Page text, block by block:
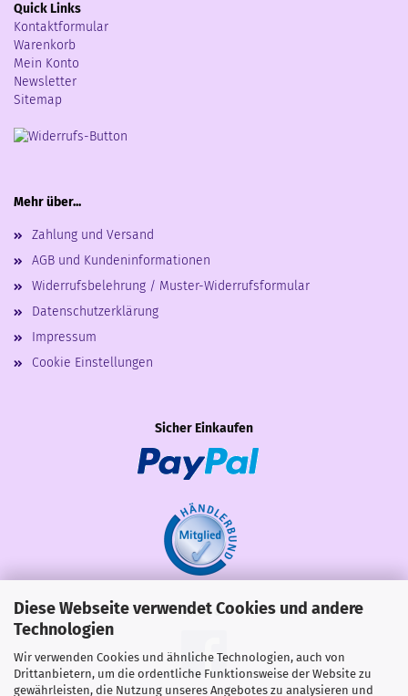
Diese Webseite verwendet Cookies und andere
Technologien
Wir verwenden Cookies und ähnliche Technologien, auch von
Drittanbietern, um die ordentliche Funktionsweise der Website zu
gewährleisten, die Nutzung unseres Angebotes zu analysieren und
Quick Links
Kontaktformular
Warenkorb
Mein Konto
Newsletter
Sitemap
Mehr über...
Zahlung und Versand
AGB und Kundeninformationen
Widerrufsbelehrung / Muster-Widerrufsformular
Datenschutzerklärung
Impressum
Cookie Einstellungen
Sicher Einkaufen
Share